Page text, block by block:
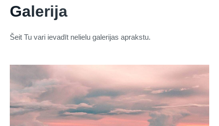
Galerija
Šeit Tu vari ievadīt nelielu galerijas aprakstu.